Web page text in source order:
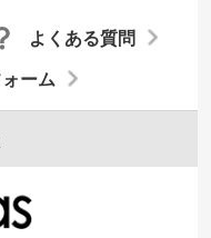
ーム
よくある質問